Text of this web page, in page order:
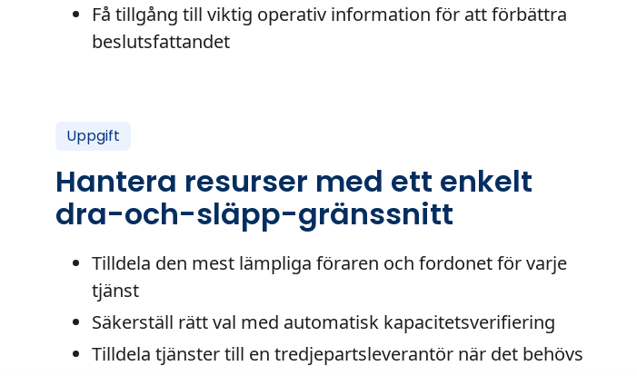
Få tillgång till viktig operativ information för att förbättra
beslutsfattandet
Uppgift
Hantera resurser med ett enkelt
dra-och-släpp-gränssnitt
Tilldela den mest lämpliga föraren och fordonet för varje
tjänst
Säkerställ rätt val med automatisk kapacitetsverifiering
Tilldela tjänster till en tredjepartsleverantör när det behövs